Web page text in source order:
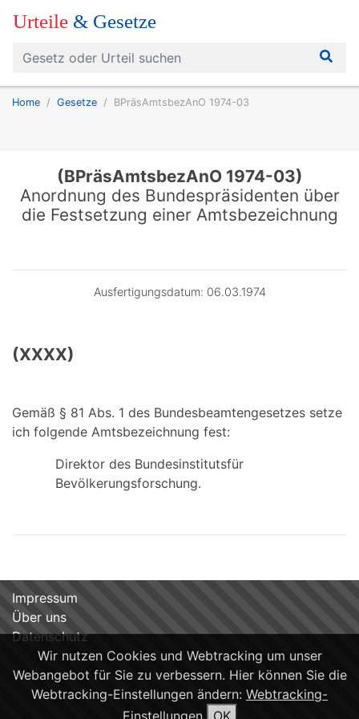
Urteile & Gesetze
Home Gesetze BPräsAmtsbezAnO 1974-03
(BPräsAmtsbezAnO 1974-03)
Anordnung des Bundespräsidenten über
die Festsetzung einer Amtsbezeichnung
Ausfertigungsdatum: 06.03.1974
(XXXX)
Gemäß § 81 Abs. 1 des Bundesbeamtengesetzes setze
ich folgende Amtsbezeichnung fest:
Direktor des Bundesinstitutsfür
Bevölkerungsforschung.
Wir nutzen Cookies und Webtracking um unser
Webangebot für Sie zu verbessern. Hier können Sie die
Webtracking-Einstellungen ändern: Webtracking-
Einstellungen
OK
Impressum
Über uns
Datenschutz